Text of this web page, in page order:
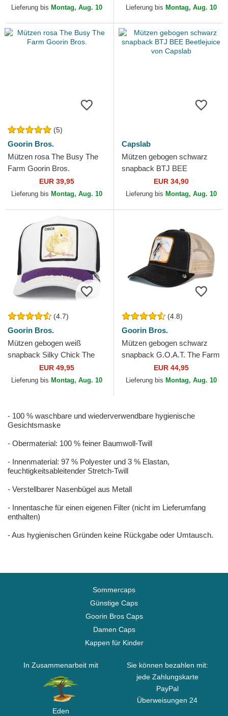
Lieferung bis Montag, Aug. 10 Lieferung bis Montag, Aug. 10
(5)
Goorin Bros.
Mützen rosa The Busy The
Farm Goorin Bros.
EUR 39,95
Lieferung bis Montag, Aug. 10
Capslab
Mützen gebogen schwarz
snapback BTJ BEE
Beetlejuice von Capslab
EUR 34,90
Lieferung bis Montag, Aug. 10
(4.7)
Goorin Bros.
Mützen gebogen weiß
snapback Silky Chick The
Farm Silky Roots The Farm
Goorin Bros.
EUR 49,95
Lieferung bis Montag, Aug. 10
(4.8)
Goorin Bros.
Mützen gebogen schwarz
snapback G.O.A.T. The Farm
Goorin Bros.EUR 44,95
Lieferung bis Montag, Aug. 10
- 100 % waschbare und wiederverwendbare hygienische
Gesichtsmaske
- Obermaterial: 100 % feiner Baumwoll-Twill
- Innenmaterial: 97 % Polyester und 3 % Elastan,
feuchtigkeitsableitender Stretch-Twill
- Verstellbarer Nasenbügel aus Metall
- Innentasche für einen eigenen Filter (nicht im Lieferumfang
enthalten)
- Aus hygienischen Gründen keine Rückgabe oder Umtausch.
Sommercaps
Günstige Caps
Goorin Bros Caps
Damen Caps
Kappen für Kinder
In Zusammenarbeit mit
Eden
Sie können bezahlen mit:
jede Zahlungskarte
PayPal
Überweisungen 24